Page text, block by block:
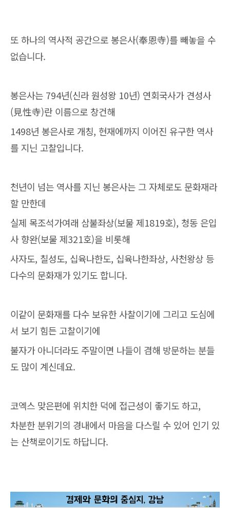
또 하나의 역사적 공간으로 봉은사(奉恩寺)를 빼놓을 수
없습니다.
봉은사는 794년(신라 원성왕 10년) 연회국사가 견성사
(見性寺)란 이름으로 창건해
1498년 봉은사로 개칭, 현재에까지 이어진 유구한 역사
를 지닌 고찰입니다.
천년이 넘는 역사를 지닌 봉은사는 그 자체로도 문화재라
할 만한데
실제 목조석가여래 삼불좌상(보물 제1819호), 청동 은입
사 향완(보물 제321호)을 비롯해
사자도, 칠성도, 십육나한도, 십육나한좌상, 사천왕상 등
다수의 문화재가 있기도 합니다.
이같이 문화재를 다수 보유한 사찰이기에 그리고 도심에
서 보기 힘든 고찰이기에
불자가 아니더라도 주말이면 나들이 겸해 방문하는 분들
도 많이 계신데요.
코엑스 맞은편에 위치한 덕에 접근성이 좋기도 하고,
차분한 분위기의 경내에서 마음을 다스릴 수 있어 인기 있
는 산책로이기도 하답니다.